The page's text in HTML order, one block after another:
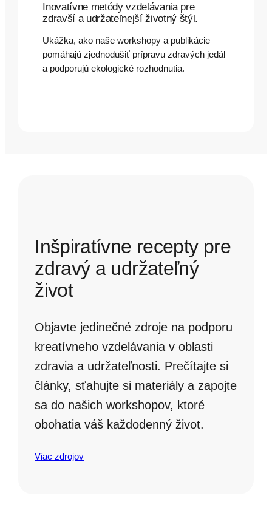
Inovatívne metódy vzdelávania pre
zdravší a udržateľnejší životný štýl.
Ukážka, ako naše workshopy a publikácie
pomáhajú zjednodušiť prípravu zdravých jedál
a podporujú ekologické rozhodnutia.
Inšpiratívne recepty pre
zdravý a udržateľný
život
Objavte jedinečné zdroje na podporu
kreatívneho vzdelávania v oblasti
zdravia a udržateľnosti. Prečítajte si
články, sťahujte si materiály a zapojte
sa do našich workshopov, ktoré
obohatia váš každodenný život.
Viac zdrojov